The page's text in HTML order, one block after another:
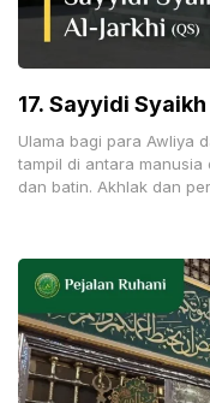
17. Sayyidi
Ulama bagi para Awliya
tampil di antara manusia
dan batin. Akhlak dan